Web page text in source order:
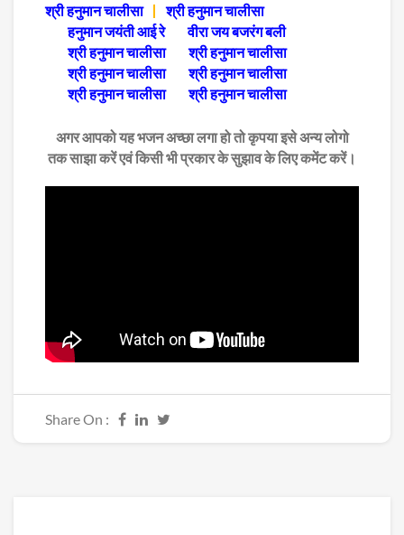
श्री हनुमान चालीसा
श्री हनुमान चालीसा
हनुमान जयंती आई रे
वीरा जय बजरंग बली
श्री हनुमान चालीसा
श्री हनुमान चालीसा
श्री हनुमान चालीसा
श्री हनुमान चालीसा
श्री हनुमान चालीसा
श्री हनुमान चालीसा
अगर आपको यह भजन अच्छा लगा हो तो कृपया इसे अन्य लोगो
तक साझा करें एवं किसी भी प्रकार के सुझाव के लिए कमेंट करें।
Share On :